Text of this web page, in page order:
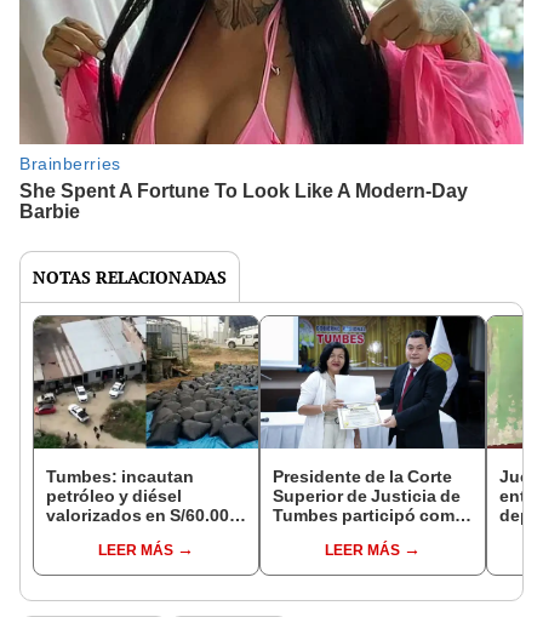
NOTAS RELACIONADAS
Tumbes: incautan
petróleo y diésel
valorizados en S/60.000
desde Ecuador
LEER MÁS
Presidente de la Corte
Superior de Justicia de
Tumbes participó como
abordando el tema
central de "Integridad
LEER MÁS